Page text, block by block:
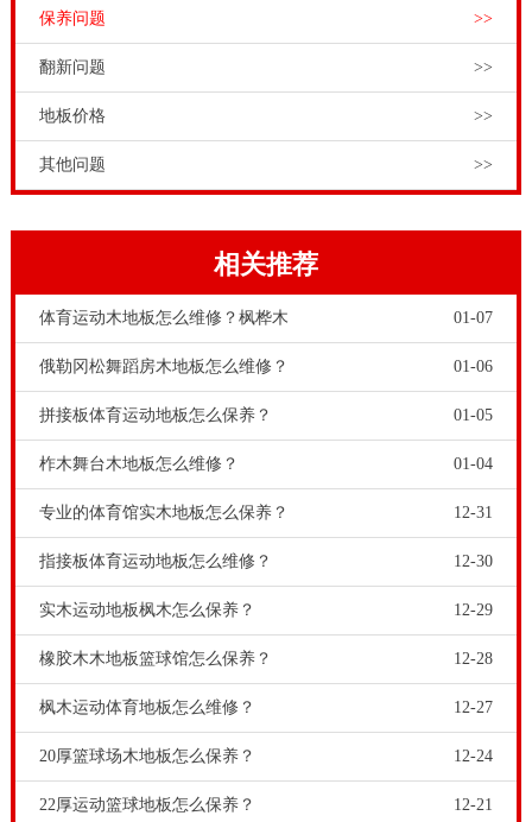
保养问题 >>
翻新问题 >>
地板价格 >>
其他问题 >>
相关推荐
体育运动木地板怎么维修？枫桦木 01-07
俄勒冈松舞蹈房木地板怎么维修？ 01-06
拼接板体育运动地板怎么保养？ 01-05
柞木舞台木地板怎么维修？ 01-04
专业的体育馆实木地板怎么保养？ 12-31
指接板体育运动地板怎么维修？ 12-30
实木运动地板枫木怎么保养？ 12-29
橡胶木木地板篮球馆怎么保养？ 12-28
枫木运动体育地板怎么维修？ 12-27
20厚篮球场木地板怎么保养？ 12-24
22厚运动篮球地板怎么保养？ 12-21